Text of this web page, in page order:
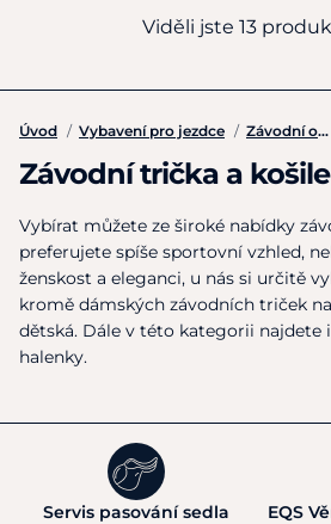
Viděli jste 13
Úvod / Vybavení pro jezdce / Závodní oblečení
Závodní trička a
Vybírat můžete ze široké nabídky
preferujete spíše sportovní vzhled,
ženskost a eleganci, u nás si určitě
kromě dámských závodních triček
dětská. Dále v této kategorii najdete
halenky.
Servis pasování sedla EQS